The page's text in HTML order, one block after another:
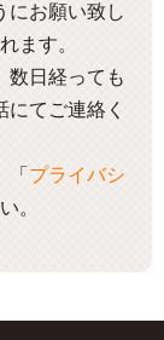
にお願い致し
ます。
数日経っても
てご連絡く
「 プライバシ
。